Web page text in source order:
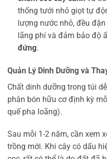
thống tưới nhỏ giọt tự
lượng nước nhỏ, đều
lãng phí và đảm bảo độ
đứng.
Quản Lý Dinh Dưỡng và
Chất dinh dưỡng trong túi
phân bón hữu cơ định kỳ
quế pha loãng).
Sau mỗi 1-2 năm, cần xem
trồng mới. Khi cây có dấu